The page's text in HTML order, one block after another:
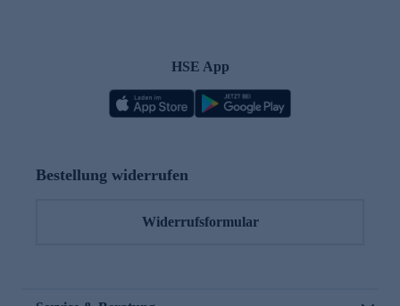
HSE App
Bestellung widerrufen
Widerrufsformular